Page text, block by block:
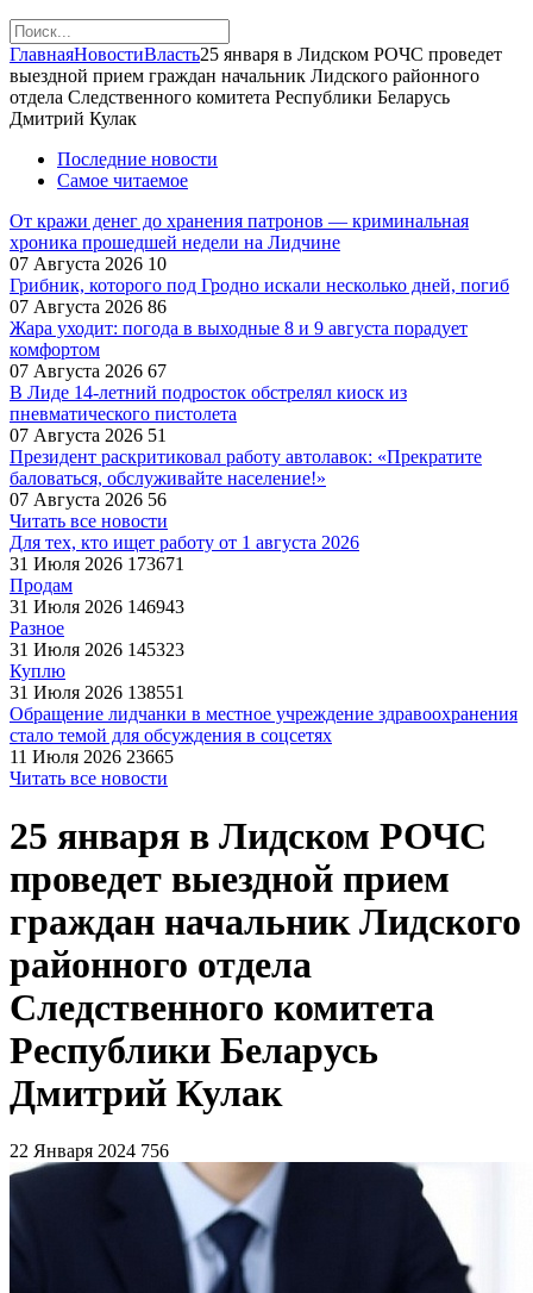
ГлавнаяНовостиВласть25 января в Лидском РОЧС проведет
выездной прием граждан начальник Лидского районного
отдела Следственного комитета Республики Беларусь
Дмитрий Кулак
Последние новости
Самое читаемое
От кражи денег до хранения патронов — криминальная
хроника прошедшей недели на Лидчине
07 Августа 2026 10
Грибник, которого под Гродно искали несколько дней, погиб
07 Августа 2026 86
Жара уходит: погода в выходные 8 и 9 августа порадует
комфортом
07 Августа 2026 67
В Лиде 14-летний подросток обстрелял киоск из
пневматического пистолета
07 Августа 2026 51
Президент раскритиковал работу автолавок: «Прекратите
баловаться, обслуживайте население!»
07 Августа 2026 56
Читать все новости
Для тех, кто ищет работу от 1 августа 2026
31 Июля 2026 173671
Продам
31 Июля 2026 146943
Разное
31 Июля 2026 145323
Куплю
31 Июля 2026 138551
Обращение лидчанки в местное учреждение здравоохранения
стало темой для обсуждения в соцсетях
11 Июля 2026 23665
Читать все новости
25 января в Лидском РОЧС
проведет выездной прием
граждан начальник Лидского
районного отдела
Следственного комитета
Республики Беларусь
Дмитрий Кулак
22 Января 2024 756